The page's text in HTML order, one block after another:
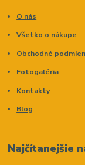
O nás
Všetko o nákupe
Obchodné
Fotogaléria
Kontakty
Blog
Najčítanejšie